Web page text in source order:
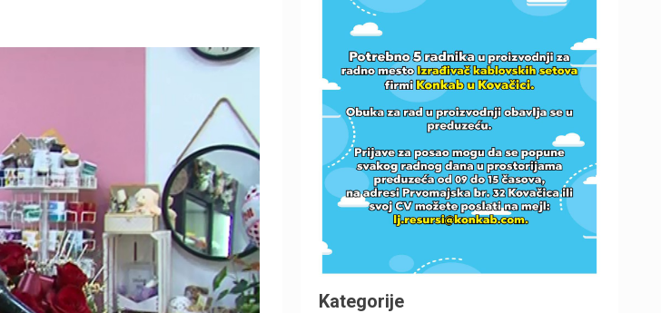
Kategorije